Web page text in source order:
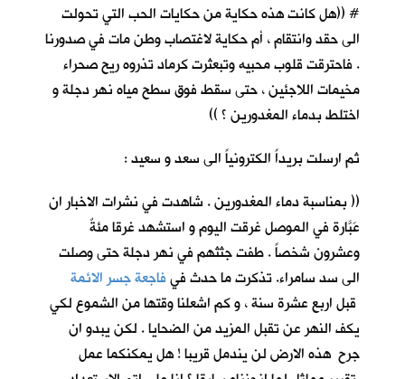
# ((هل كانت هذه حكاية من حكايات الحب التي تحولت
الى حقد وانتقام ، أم حكاية لاغتصاب وطن مات في صدورنا
. فاحترقت قلوب محبيه وتبعثرت كرماد تذروه ريح صحراء
مخيمات اللاجئين ، حتى سقط فوق سطح مياه نهر دجلة و
اختلط بدماء المغدورين ؟ ))
ثم ارسلت بريداً الكترونياً الى سعد و سعيد :
(( بمناسبة دماء المغدورين . شاهدت في نشرات الاخبار ان
عَبَّارة في الموصل غرقت اليوم و استشهد غرقا مئةٌ
وعشرون شخصاً . طفت جثثهم في نهر دجلة حتى وصلت
الى سد سامراء. تذكرت ما حدث فيفاجعة جسر الائمة
قبل اربع عشرة سنة ، و كم اشعلنا وقتها من الشموع لكي
يكف النهر عن تقبل المزيد من الضحايا . لكن يبدو ان
جرح هذه الارض لن يندمل قريبا ! هل يمكنكما عمل